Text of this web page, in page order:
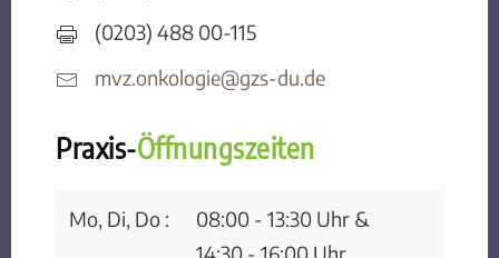
(0203) 488 00-115
mvz.onkologie@gzs-du.de
Praxis-Öffnungszeiten
Mo, Di, Do :
08:00 - 13:30 Uhr &
14:30 - 16:00 Uhr